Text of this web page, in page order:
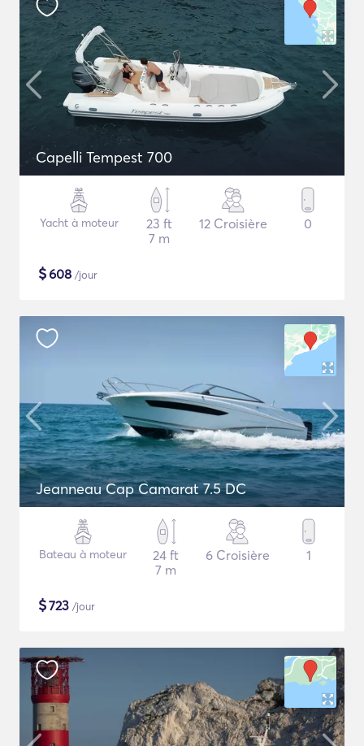
Capelli Tempest 700
Yacht à moteur
23 ft
7 m
12 Croisière 0
$608 /jour
Jeanneau Cap Camarat 7.5 DC
Bateau à moteur
24 ft
7 m
6 Croisière 1
$723 /jour